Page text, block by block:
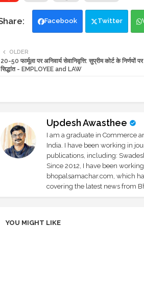
Facebook Twitter
OLDER
20-50 फार्मूला पर अनिवार्य सेवानिवृत्ति: सुप्रीम कोर्ट के निर्णयों
सिद्धांत - EMPLOYEE and LAW
Updesh Awasthee
I am a graduate in Commerce
India. I have been working in
publications, including:
Since 2012, I have been
bhopalsamachar.com, which
covering the latest news from
YOU MIGHT LIKE